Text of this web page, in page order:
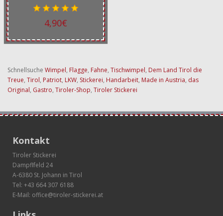
4,90€
Schnellsuche Wimpel, Flagge, Fahne, Tischwimpel, Dem Land Tirol die
Treue, Tirol, Patriot, LKW, Stickerei, Handarbeit, Made in Austria, das
Original, Gastro, Tiroler-Shop, Tiroler Stickerei
Kontakt
Tiroler Stickerei
Dampflfeld 24
A-6380 St. Johann in Tirol
Tel: +43 664 307 6188
E-Mail: office@tiroler-stickerei.at